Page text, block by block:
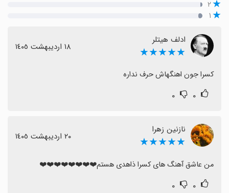
۲
۱
ادلف هیتلر
★★★★★ ١٨ اردیبهشت ١٤٠٥
کسرا جون اهنگهاش حرف نداره
۰ ۰
نازنین زهرا
★★★★★ ٢٠ اردیبهشت ١٤٠٥
من عاشق آهنگ های کسرا ذاهدی هستم❤️❤️❤️❤️❤️❤️❤️❤️
۰ ۰